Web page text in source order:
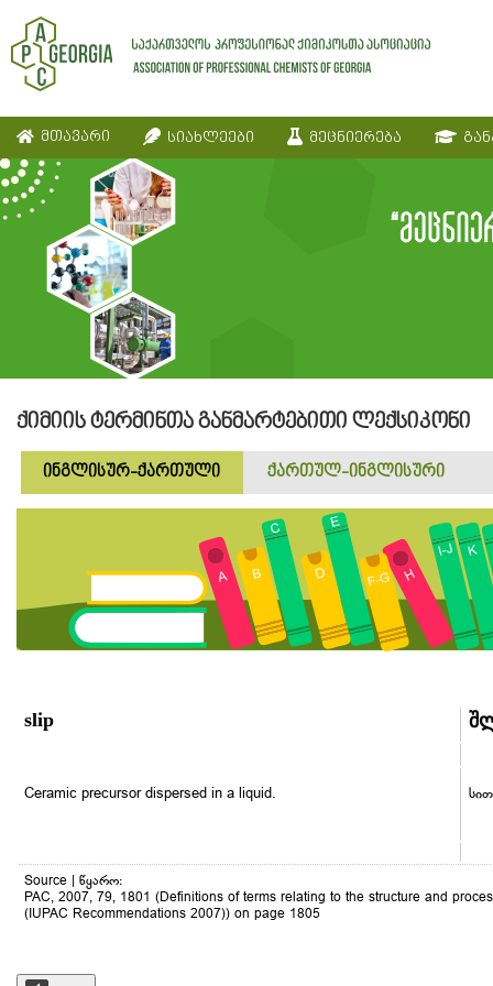
მთავარი სიახლეები მეცნიერება
ქიმიის ტერმინთა განმარტებითი ლექსიკონი
ინგლისურ-ქართული ქართულ-ინგლისური
slip
Ceramic precursor dispersed in a liquid.
Source | წყარო:
PAC, 2007, 79, 1801 (Definitions of terms relating to the structure and
(IUPAC Recommendations 2007)) on page 1805